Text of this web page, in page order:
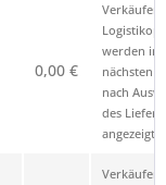
0,00 €
Verkäufer
werden im
nächsten
nach
des
angezeigt.
Verkäufer